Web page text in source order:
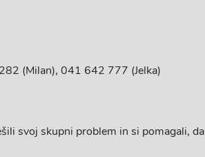
(Milan), 041 642 777 (Jelka)
svoj skupni problem in si pomagali, da